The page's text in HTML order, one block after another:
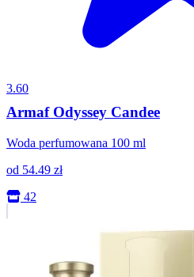
3.60
Armaf Odyssey Candee
Woda perfumowana 100 ml
od 54.49 zł
42